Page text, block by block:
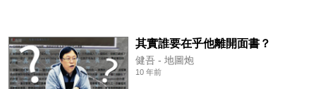
其實誰要在乎他離開面書？
健吾 - 地圖炮
10 年前